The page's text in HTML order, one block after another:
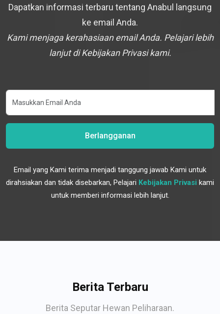
Dapatkan informasi terbaru tentang Anabul langsung
ke email Anda.
Kami menjaga kerahasiaan email Anda. Pelajari lebih
lanjut di Kebijakan Privasi kami.
Berlangganan
Email yang Kami terima menjadi tanggung jawab Kami untuk
dirahsiakan dan tidak disebarkan, Pelajari Kebijakan Privasi kami
untuk memberi informasi lebih lanjut.
Berita Terbaru
Berita Seputar Hewan Peliharaan.